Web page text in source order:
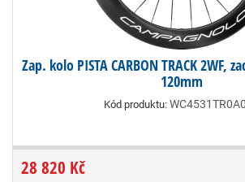
Zap. kolo PISTA CARBON TRACK 2WF,
120mm
Kód produktu:
28 820 Kč